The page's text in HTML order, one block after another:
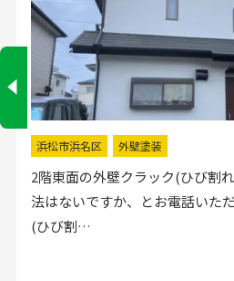
浜松市浜名区 外壁塗装
2階東面の外壁クラック(ひび割
法はないですか、とお電話いた
(ひび割…